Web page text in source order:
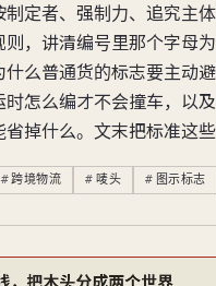
制定者、强制力、追究主
则，讲清编号里那个字母
什么普通货的标志要主动
时怎么编才不会撞车，以
省掉什么。文末把标准这
跨境物流 唛头 图示标志